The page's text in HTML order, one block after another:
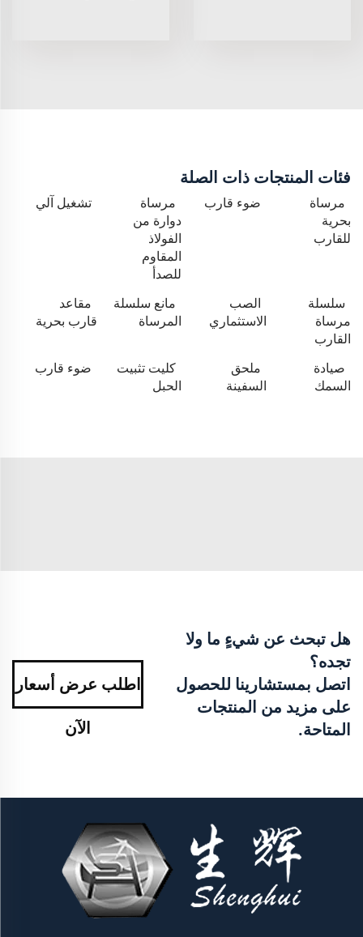
فئات المنتجات ذات الصلة
مرساة
بحرية
للقارب
ضوء قارب
مرساة
دوارة من
الفولاذ
المقاوم
للصدأ
تشغيل آلي
سلسلة
مرساة
القارب
الصب
الاستثماري
مانع سلسلة
المرساة
مقاعد
قارب بحرية
صيادة
السمك
ملحق
السفينة
كليت تثبيت
الحبل
ضوء قارب
هل تبحث عن شيءٍ ما ولا
تجده؟
اتصل بمستشارينا للحصول
على مزيد من المنتجات
المتاحة.
اطلب عرض أسعار
الآن